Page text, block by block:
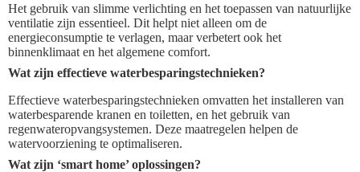
Het gebruik van slimme verlichting en het toepassen van natuurlijke
ventilatie zijn essentieel. Dit helpt niet alleen om de
energieconsumptie te verlagen, maar verbetert ook het
binnenklimaat en het algemene comfort.
Wat zijn effectieve waterbesparingstechnieken?
Effectieve waterbesparingstechnieken omvatten het installeren van
waterbesparende kranen en toiletten, en het gebruik van
regenwateropvangsystemen. Deze maatregelen helpen de
watervoorziening te optimaliseren.
Wat zijn ‘smart home’ oplossingen?